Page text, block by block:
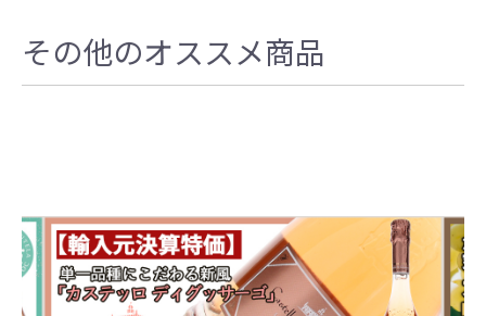
その他のオススメ商品